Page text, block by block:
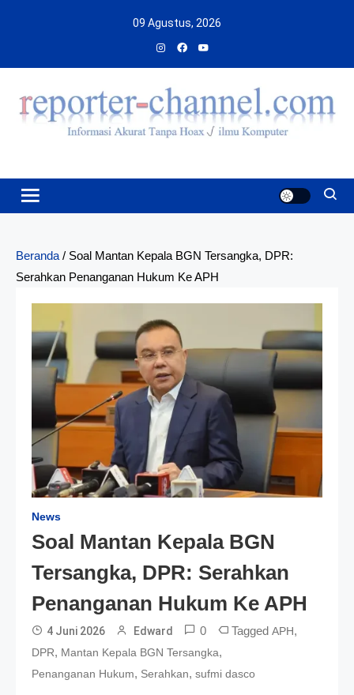
09 Agustus, 2026
Beranda / Soal Mantan Kepala BGN Tersangka, DPR:
Serahkan Penanganan Hukum Ke APH
News
Soal Mantan Kepala BGN
Tersangka, DPR: Serahkan
Penanganan Hukum Ke APH
4 Juni 2026 Edward 0 Tagged APH,
DPR, Mantan Kepala BGN Tersangka,
Penanganan Hukum, Serahkan, sufmi dasco